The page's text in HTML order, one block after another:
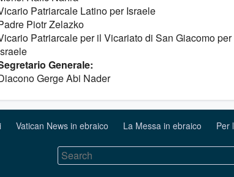
Patriarcale Latino per Israele
Piotr Zelazko
Patriarcale per il Vicariato di San Giacomo
Generale:
Gerge Abi Nader
Vatican News in ebraico La Messa in ebraico Per